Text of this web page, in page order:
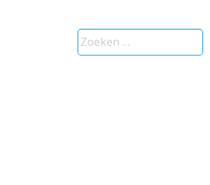
Zoeken
naar: